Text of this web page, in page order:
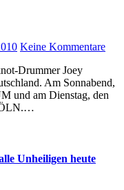
Keine Kommentare
Am Sonnabend,
und am Dienstag, den
Unheiligen heute